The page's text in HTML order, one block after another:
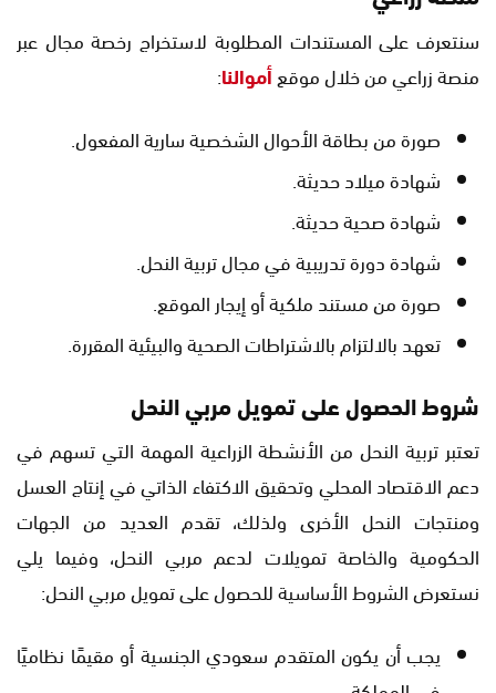
سنتعرف على المستندات المطلوبة لاستخراج رخصة مجال عبر
منصة زراعي من خلال موقعأموالنا:
صورة من بطاقة الأحوال الشخصية سارية المفعول.
شهادة ميلاد حديثة.
شهادة صحية حديثة.
شهادة دورة تدريبية في مجال تربية النحل.
صورة من مستند ملكية أو إيجار الموقع.
تعهد بالالتزام بالاشتراطات الصحية والبيئية المقررة.
شروط الحصول على تمويل مربي النحل
تعتبر تربية النحل من الأنشطة الزراعية المهمة التي تسهم في
دعم الاقتصاد المحلي وتحقيق الاكتفاء الذاتي في إنتاج العسل
ومنتجات النحل الأخرى ولذلك، تقدم العديد من الجهات
الحكومية والخاصة تمويلات لدعم مربي النحل، وفيما يلي
نستعرض الشروط الأساسية للحصول على تمويل مربي النحل:
يجب أن يكون المتقدم سعودي الجنسية أو مقيمًا نظاميًا